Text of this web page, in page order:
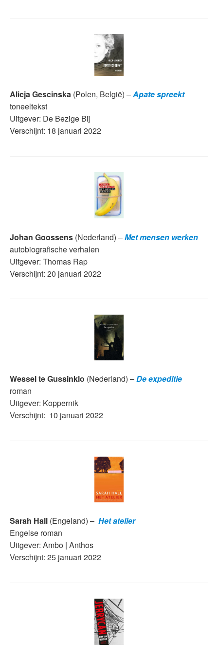
Alicja Gescinska (Polen, België) –Apate spreekt
toneeltekst
Uitgever: De Bezige Bij
Verschijnt: 18 januari 2022
Johan Goossens (Nederland) –Met mensen werken
autobiografische verhalen
Uitgever: Thomas Rap
Verschijnt: 20 januari 2022
Wessel te Gussinklo (Nederland) –De expeditie
roman
Uitgever: Koppernik
Verschijnt: 10 januari 2022
Sarah Hall (Engeland) – Het atelier
Engelse roman
Uitgever: Ambo | Anthos
Verschijnt: 25 januari 2022